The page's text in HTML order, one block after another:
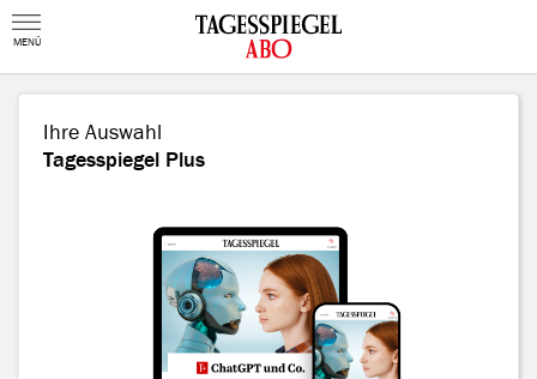
MENÜ
Ihre Auswahl
Tagesspiegel Plus